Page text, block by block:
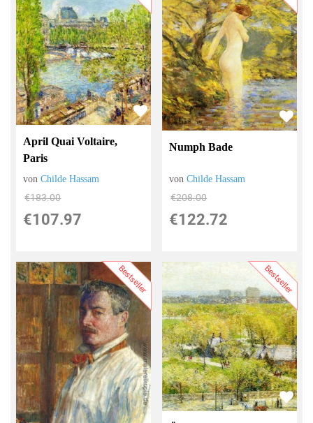
April Quai Voltaire,
Paris
vonChilde Hassam
€183.00
€107.97
Numph Bade
vonChilde Hassam
€208.00
€122.72
Bestseller Bestseller